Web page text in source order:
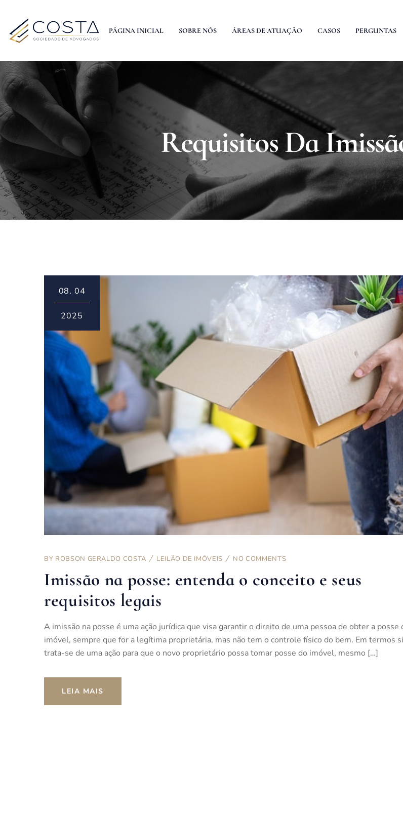
PÁGINA INICIAL SOBRE NÓS ÁREAS DE ATUAÇÃO CASOS PERGUNTAS
Requisitos Da
08. 04
2025
BY ROBSON GERALDO COSTA LEILÃO DE IMÓVEIS NO COMMENTS
Imissão na posse: entenda o conceito e seus
requisitos legais
A imissão na posse é uma ação jurídica que visa garantir o direito de uma pessoa de obter a posse
imóvel, sempre que for a legítima proprietária, mas não tem o controle físico do bem. Em termos
trata-se de uma ação para que o novo proprietário possa tomar posse do imóvel, mesmo […]
LEIA MAIS